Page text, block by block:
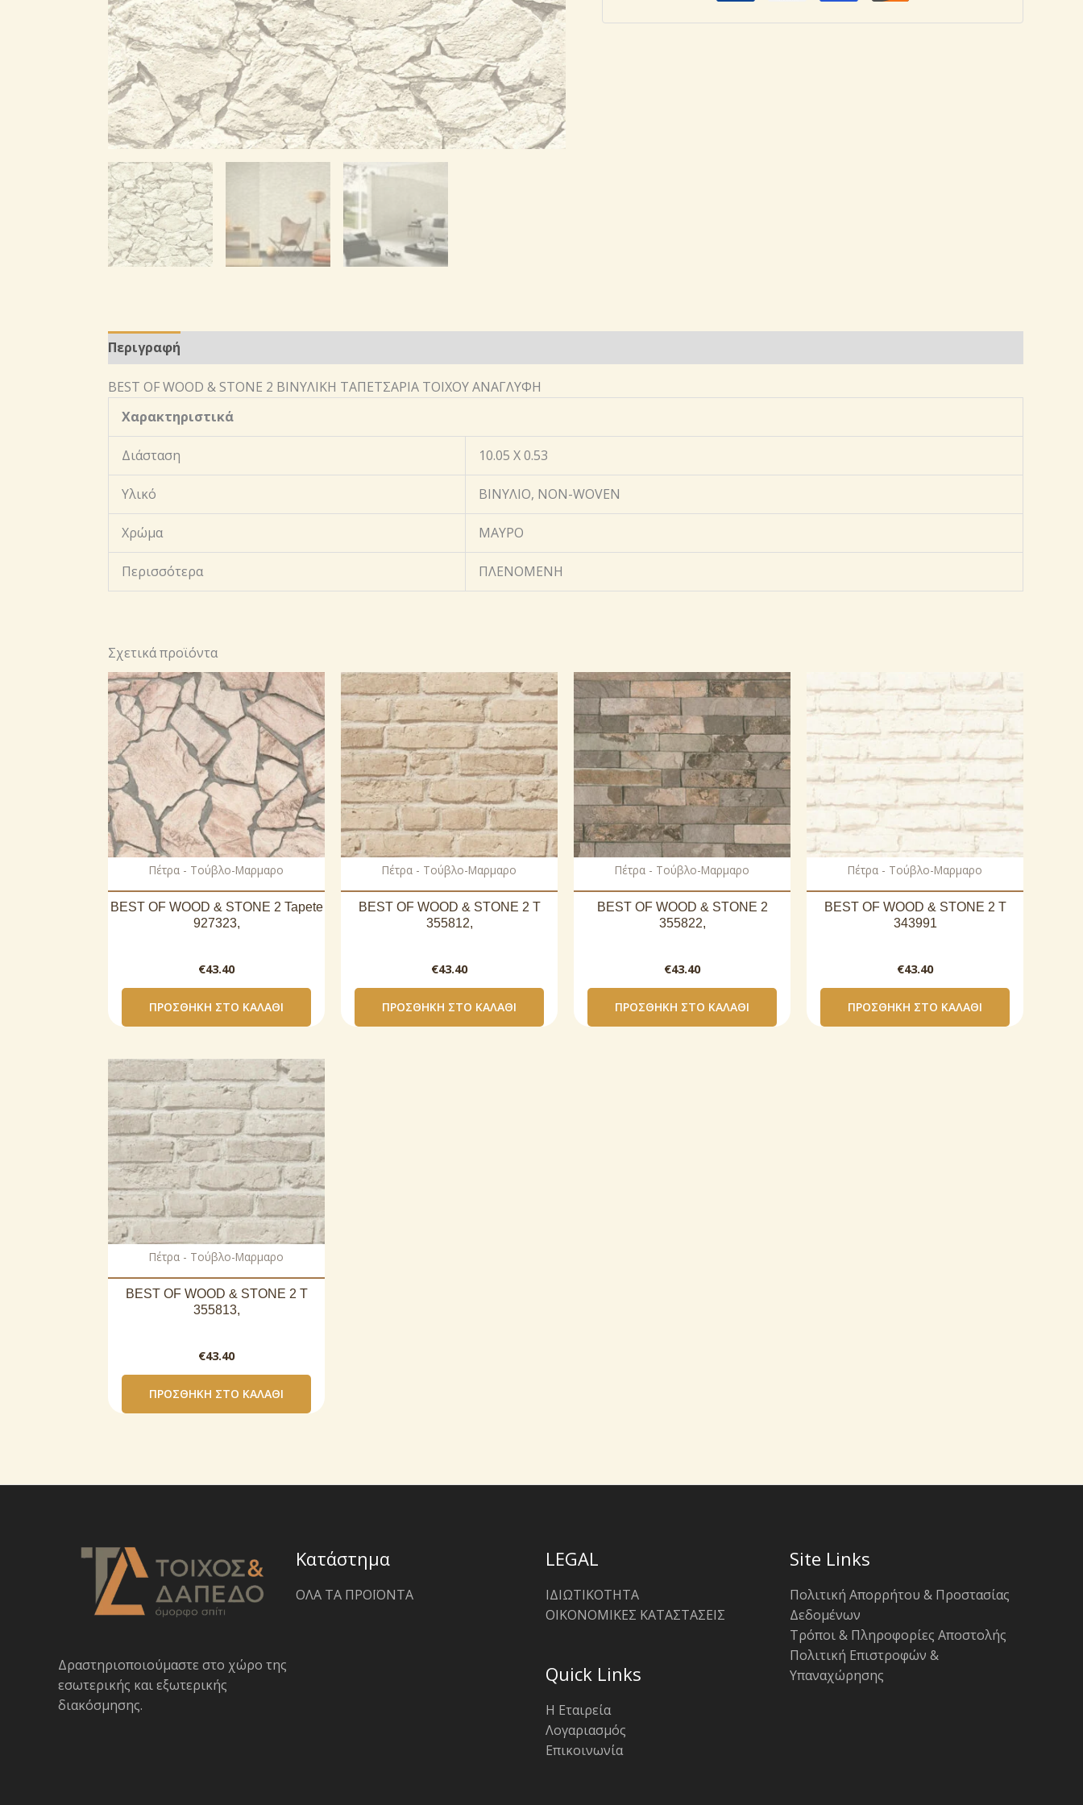
Περιγραφή
BEST OF WOOD & STONE 2 ΒΙΝΥΛΙΚΗ ΤΑΠΕΤΣΑΡΙΑ ΤΟΙΧΟΥ ΑΝΑΓΛΥΦΗ
Χαρακτηριστικά
Διάσταση 10.05 X 0.53
Υλικό ΒΙΝΥΛΙΟ, NON-WOVEN
Χρώμα ΜΑΥΡΟ
Περισσότερα ΠΛΕΝΟΜΕΝΗ
Σχετικά προϊόντα
Πέτρα - Τούβλο-Μαρμαρο
BEST OF WOOD & STONE 2 Tapete
927323,
€43.40
ΠΡΟΣΘΉΚΗ ΣΤΟ ΚΑΛΆΘΙ
Πέτρα - Τούβλο-Μαρμαρο
BEST OF WOOD & STONE 2 T
355812,
€43.40
ΠΡΟΣΘΉΚΗ ΣΤΟ ΚΑΛΆΘΙ
Πέτρα - Τούβλο-Μαρμαρο
BEST OF WOOD & STONE 2
355822,
€43.40
ΠΡΟΣΘΉΚΗ ΣΤΟ ΚΑΛΆΘΙ
Πέτρα - Τούβλο-Μαρμαρο
BEST OF WOOD & STONE 2 T
343991
€43.40
ΠΡΟΣΘΉΚΗ ΣΤΟ ΚΑΛΆΘΙ
Πέτρα - Τούβλο-Μαρμαρο
BEST OF WOOD & STONE 2 T
355813,
€43.40
ΠΡΟΣΘΉΚΗ ΣΤΟ ΚΑΛΆΘΙ
Δραστηριοποιoύμαστε στο χώρο της
εσωτερικής και εξωτερικής
διακόσμησης.
Κατάστημα
ΟΛΑ ΤΑ ΠΡΟΪΟΝΤΑ
LEGAL
ΙΔΙΩΤΙΚΟΤΗΤΑ
ΟΙΚΟΝΟΜΙΚΕΣ ΚΑΤΑΣΤΑΣΕΙΣ
Quick Links
Η Εταιρεία
Λογαριασμός
Επικοινωνία
Site Links
Πολιτική Απορρήτου & Προστασίας
Δεδομένων
Τρόποι & Πληροφορίες Αποστολής
Πολιτική Επιστροφών &
Υπαναχώρησης